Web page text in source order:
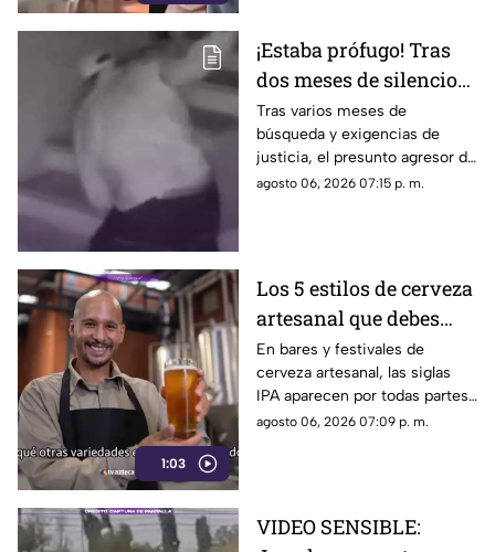
¡Estaba prófugo! Tras
dos meses de silencio
detuvieron a Jorge "N",
agresor de Paula
Tras varios meses de
búsqueda y exigencias de
justicia, el presunto agresor de
Paula Fajardo fue localizado y
agosto 06, 2026 07:15 p. m.
1:03
Los 5 estilos de cerveza
artesanal que debes
conocer
En bares y festivales de
cerveza artesanal, las siglas
IPA aparecen por todas partes.
Pero, ¿qué significa realmente
agosto 06, 2026 07:09 p. m.
VIDEO SENSIBLE: